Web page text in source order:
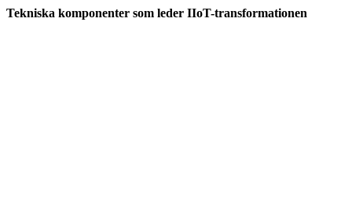
Tekniska komponenter som leder IIoT-transformationen